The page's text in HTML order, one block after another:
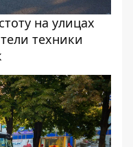
на улицах
техники